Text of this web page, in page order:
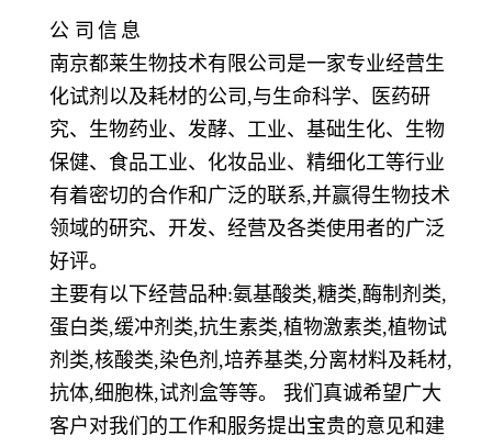
公 司 信 息
南京都莱生物技术有限公司是一家专业经营生
化试剂以及耗材的公司,与生命科学、医药研
究、生物药业、发酵、工业、基础生化、生物
保健、食品工业、化妆品业、精细化工等行业
有着密切的合作和广泛的联系,并赢得生物技术
领域的研究、开发、经营及各类使用者的广泛
好评。
主要有以下经营品种:氨基酸类,糖类,酶制剂类,
蛋白类,缓冲剂类,抗生素类,植物激素类,植物试
剂类,核酸类,染色剂,培养基类,分离材料及耗材,
抗体,细胞株,试剂盒等等。 我们真诚希望广大
客户对我们的工作和服务提出宝贵的意见和建